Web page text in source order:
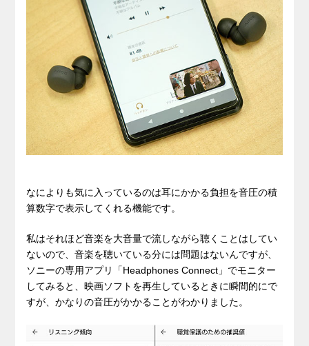
なによりも気に入っているのは耳にかかる負担を音圧の積
算数字で表示してくれる機能です。
私はそれほど音楽を大音量で流しながら聴くことはしてい
ないので、音楽を聴いている分には問題はないんですが、
ソニーの専用アプリ「Headphones Connect」でモニター
してみると、映画ソフトを再生しているときに瞬間的にで
すが、かなりの音圧がかかることがわかりました。